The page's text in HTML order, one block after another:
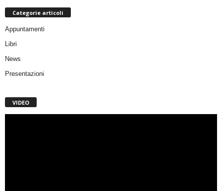
Categorie articoli
Appuntamenti
Libri
News
Presentazioni
VIDEO